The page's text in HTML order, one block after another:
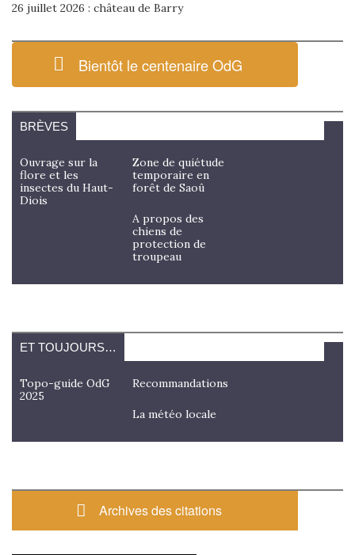
26 juillet 2026 : château de Barry
Bientôt le centenaire OdG
BRÈVES
Ouvrage sur la
flore et les
insectes du Haut-
Diois
Zone de quiétude
temporaire en
forêt de Saoû
A propos des
chiens de
protection de
troupeau
ET TOUJOURS…
Topo-guide OdG
2025
Recommandations
La météo locale
Archives des citations